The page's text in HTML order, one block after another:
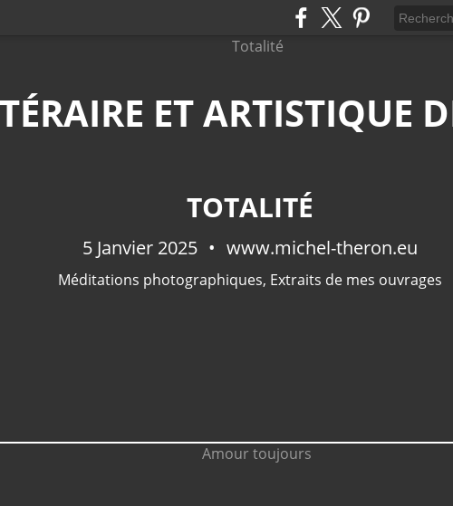
ET ARTISTIQUE
TOTALITÉ
5 Janvier 2025 www.michel-theron.eu
Méditations photographiques, Extraits de mes ouvrages